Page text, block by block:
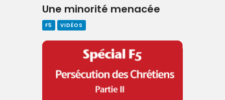
Une minorité menacée
F5 VIDÉOS